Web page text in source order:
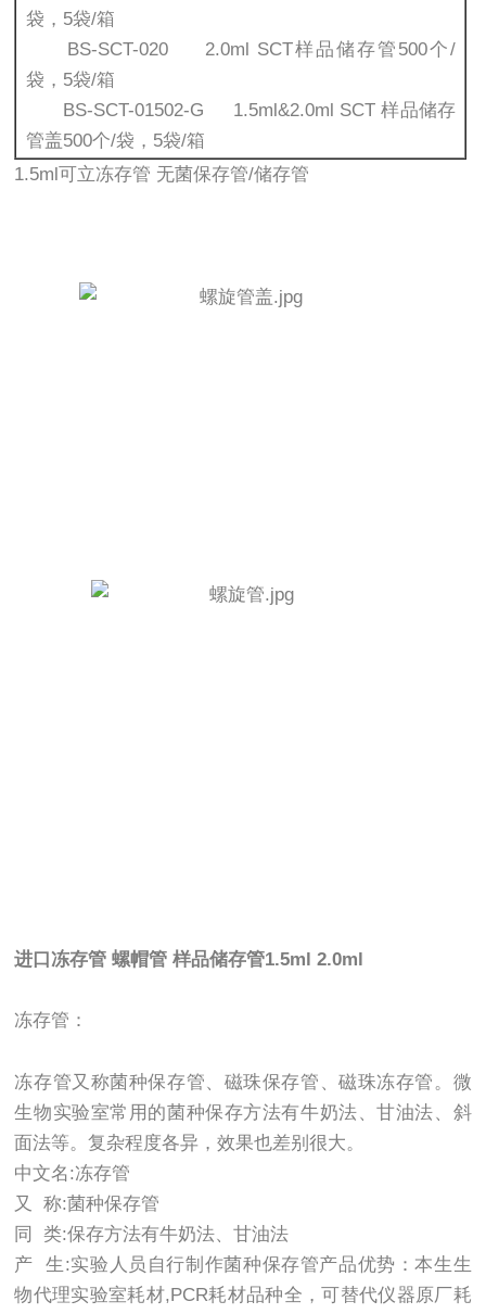
袋，5袋/箱
BS-SCT-020 2.0ml SCT样品储存管500个/
袋，5袋/箱
BS-SCT-01502-G 1.5ml&2.0ml SCT 样品储存
管盖500个/袋，5袋/箱
1.5ml可立冻存管 无菌保存管/储存管
进口冻存管 螺帽管 样品储存管1.5ml 2.0ml
冻存管：
冻存管又称菌种保存管、磁珠保存管、磁珠冻存管。微
生物实验室常用的菌种保存方法有牛奶法、甘油法、斜
面法等。复杂程度各异，效果也差别很大。
中文名:冻存管
又 称:菌种保存管
同 类:保存方法有牛奶法、甘油法
产 生:实验人员自行制作菌种保存管产品优势：本生生
物代理实验室耗材,PCR耗材品种全，可替代仪器原厂耗